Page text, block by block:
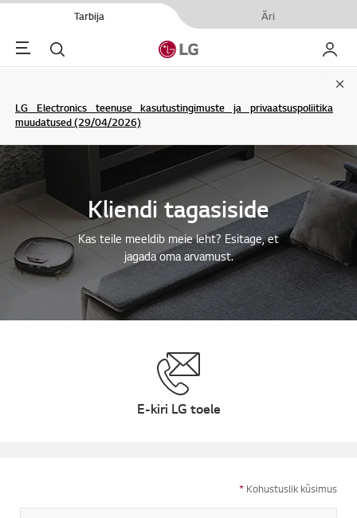
Tarbija Äri
Menu Otsi Minu
LG Electronics teenuse kasutustingimuste ja privaatsuspoliitika
muudatused (29/04/2026)
Kliendi tagasiside
Kas teile meeldib meie leht? Esitage, et
jagada oma arvamust.
E-kiri LG toele
* Kohustuslik küsimus